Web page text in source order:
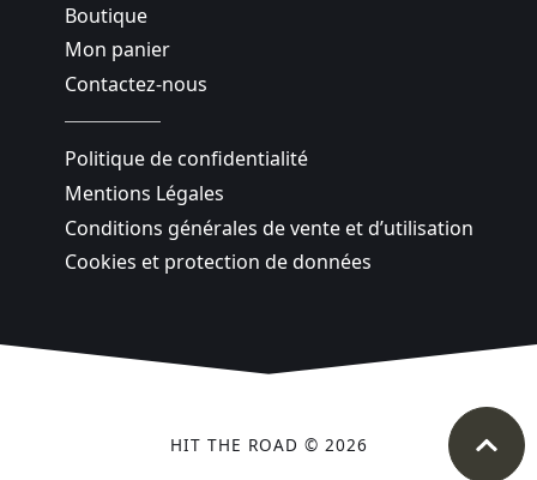
Boutique
Mon panier
Contactez-nous
Politique de confidentialité
Mentions Légales
Conditions générales de vente et d’utilisation
Cookies et protection de données
HIT THE ROAD © 2026